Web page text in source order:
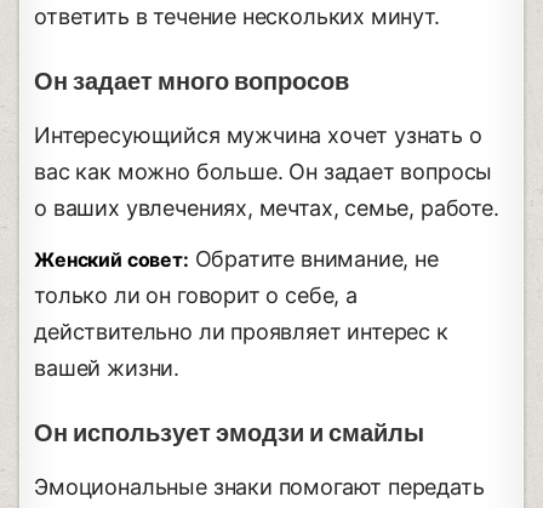
ответить в течение нескольких минут.
Он задает много вопросов
Интересующийся мужчина хочет узнать о
вас как можно больше. Он задает вопросы
о ваших увлечениях, мечтах, семье, работе.
Женский совет: Обратите внимание, не
только ли он говорит о себе, а
действительно ли проявляет интерес к
вашей жизни.
Он использует эмодзи и смайлы
Эмоциональные знаки помогают передать